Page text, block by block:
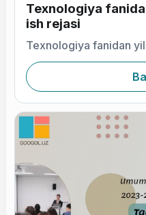
Texnologiya
ish rejasi
Texnologiya fanidan